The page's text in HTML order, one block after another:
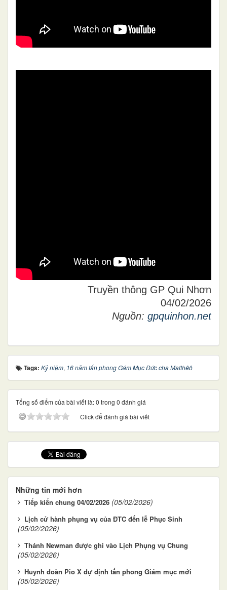
Truyền thông GP Qui Nhơn
04/02/2026
Nguồn: gpquinhon.net
Tags: Kỷ niệm, 16 năm tấn phong Gám Mục Đức cha Matthêô
Tổng số điểm của bài viết là: 0 trong 0 đánh giá
Click để đánh giá bài viết
Những tin mới hơn
Tiếp kiến chung 04/02/2026 (05/02/2026)
Lịch cử hành phụng vụ của ĐTC đến lễ Phục Sinh
(05/02/2026)
Thánh Newman được ghi vào Lịch Phụng vụ Chung
(05/02/2026)
Huynh đoàn Pio X dự định tấn phong Giám mục mới
(05/02/2026)